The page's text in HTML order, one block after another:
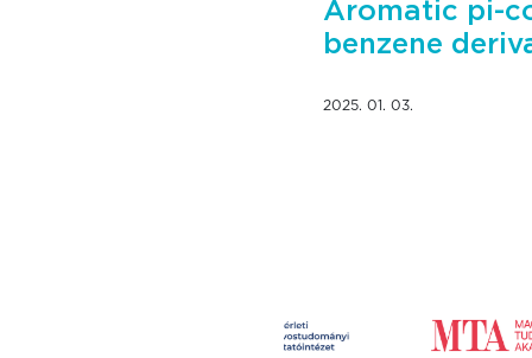
Aromatic pi-
benzene
2025. 01. 03.